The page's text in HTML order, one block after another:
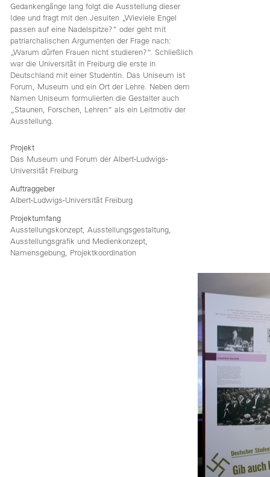
Gedankengänge lang folgt die Ausstellung dieser
Idee und fragt mit den Jesuiten „Wieviele Engel
passen auf eine Nadelspitze?“ oder geht mit
patriarchalischen Argumenten der Frage nach:
„Warum dürfen Frauen nicht studieren?“. Schließlich
war die Universität in Freiburg die erste in
Deutschland mit einer Studentin. Das Uniseum ist
Forum, Museum und ein Ort der Lehre. Neben dem
Namen Uniseum formulierten die Gestalter auch
„Staunen, Forschen, Lehren“ als ein Leitmotiv der
Ausstellung.
Projekt
Das Museum und Forum der Albert-Ludwigs-
Universität Freiburg
Auftraggeber
Albert-Ludwigs-Universität Freiburg
Projektumfang
Ausstellungskonzept, Ausstellungsgestaltung,
Ausstellungsgrafik und Medienkonzept,
Namensgebung, Projektkoordination